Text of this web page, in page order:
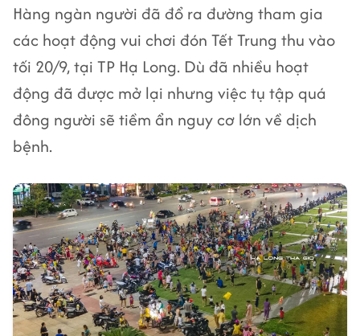
Hàng ngàn người đã đổ ra đường tham gia
các hoạt động vui chơi đón Tết Trung thu vào
tối 20/9, tại TP Hạ Long. Dù đã nhiều hoạt
động đã được mở lại nhưng việc tụ tập quá
đông người sẽ tiềm ẩn nguy cơ lớn về dịch
bệnh.